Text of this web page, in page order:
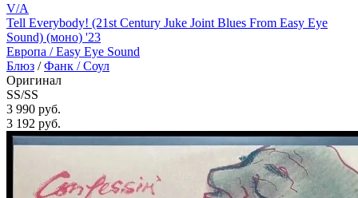
V/A
Tell Everybody! (21st Century Juke Joint Blues From Easy Eye
Sound) (моно) '23
Европа /Easy Eye Sound
Блюз /Фанк / Соул
Оригинал
SS/SS
3 990 руб.
3 192 руб.